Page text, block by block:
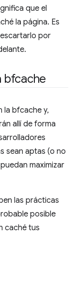
que el
la página. Es
por
bfcache
la bfcache y,
allí de forma
sean aptas (o no
maximizar
las prácticas
posible
caché tus